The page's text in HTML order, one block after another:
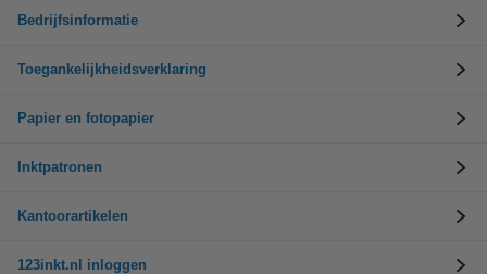
Bedrijfsinformatie
Toegankelijkheidsverklaring
Papier en fotopapier
Inktpatronen
Kantoorartikelen
123inkt.nl inloggen